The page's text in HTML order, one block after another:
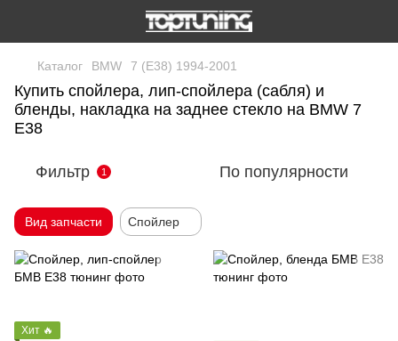
Каталог BMW 7 (E38) 1994-2001
Купить спойлера, лип-спойлера (сабля) и
бленды, накладка на заднее стекло на BMW 7
E38
Фильтр 1 По популярности
Вид запчасти Спойлер
Хит 🔥